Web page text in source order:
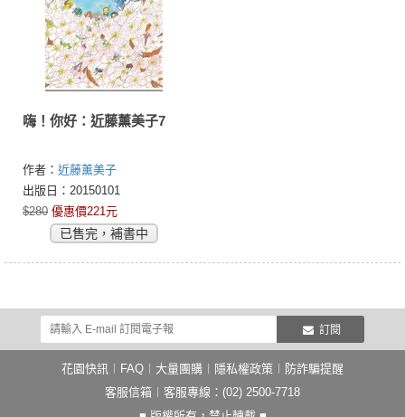
嗨！你好：近藤薰美子7
作者： 近藤薰美子
出版日：20150101
$280 優惠價221元
已售完，補書中
訂閱
花園快訊 FAQ 大量團購 隱私權政策
防詐騙提醒
客服信箱 ︱客服專線：(02) 2500-7718